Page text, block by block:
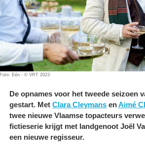
Foto: Eén - © VRT 2023
De opnames voor het tweede seizoen
gestart. Met Clara Cleymans enAimé
twee nieuwe Vlaamse topacteurs
fictieserie krijgt met landgenoot Joël
een nieuwe regisseur.